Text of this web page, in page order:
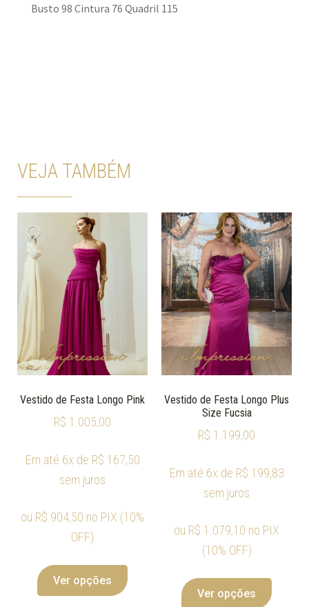
Busto 98 Cintura 76 Quadril 115
VEJA TAMBÉM
Vestido de Festa Longo Pink
R$ 1.005,00
Em até 6x de R$ 167,50
sem juros
ou R$ 904,50 no PIX (10%
OFF)
Ver opções
Vestido de Festa Longo Plus
Size Fucsia
R$ 1.199,00
Em até 6x de R$ 199,83
sem juros
ou R$ 1.079,10 no PIX
(10% OFF)
Ver opções